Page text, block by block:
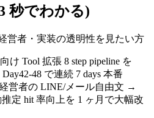
秒でわかる)
営者・実装の透明性を見たい方
け Tool 拡張 8 step pipeline を
48 で連続 7 days 本番
経営者の LINE/メール自由文 →
定 hit 率向上を 1 ヶ月で大幅改